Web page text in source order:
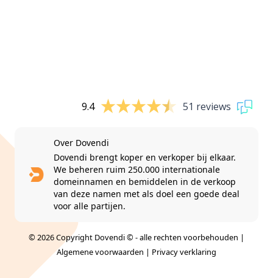
9.4 51 reviews
Over Dovendi
Dovendi brengt koper en verkoper bij elkaar.
We beheren ruim 250.000 internationale
domeinnamen en bemiddelen in de verkoop
van deze namen met als doel een goede deal
voor alle partijen.
© 2026 Copyright Dovendi © - alle rechten voorbehouden |
Algemene voorwaarden | Privacy verklaring